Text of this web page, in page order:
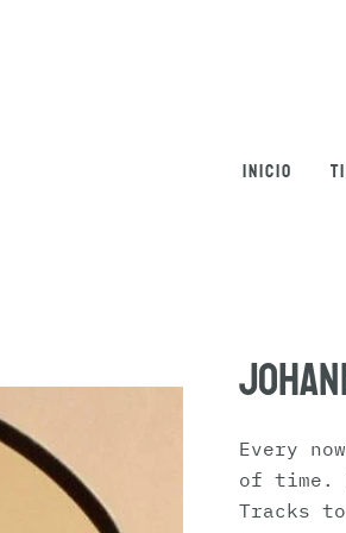
Inicio
Every
of time.
Tracks to